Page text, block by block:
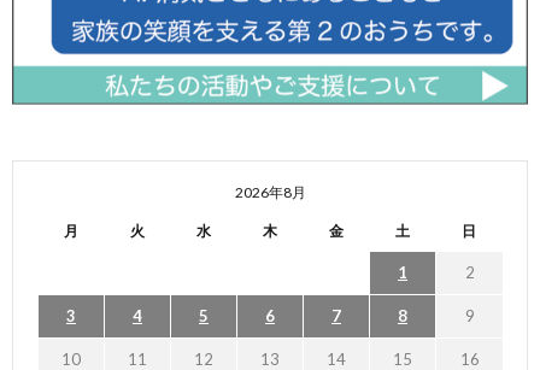
2026年8月
月 火 水 木 金 土 日
1 2
3 4 5 6 7 8 9
10 11 12 13 14 15 16